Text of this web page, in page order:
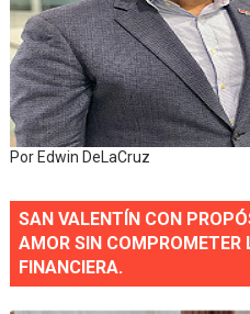
Por Edwin DeLaCruz
SAN VALENTÍN CON
AMOR SIN COMPROMETER
FINANCIERA.